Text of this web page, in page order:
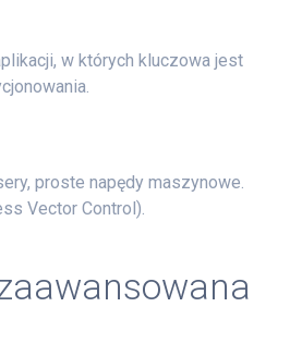
w których kluczowa jest
proste napędy maszynowe.
Vector Control).